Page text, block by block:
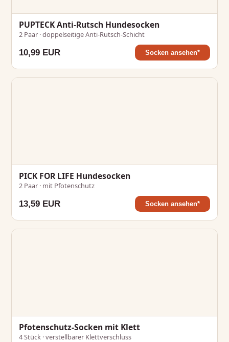
PUPTECK Anti-Rutsch Hundesocken
2 Paar · doppelseitige Anti-Rutsch-Schicht
10,99 EUR Socken ansehen*
PICK FOR LIFE Hundesocken
2 Paar · mit Pfotenschutz
13,59 EUR Socken ansehen*
Pfotenschutz-Socken mit Klett
4 Stück · verstellbarer Klettverschluss